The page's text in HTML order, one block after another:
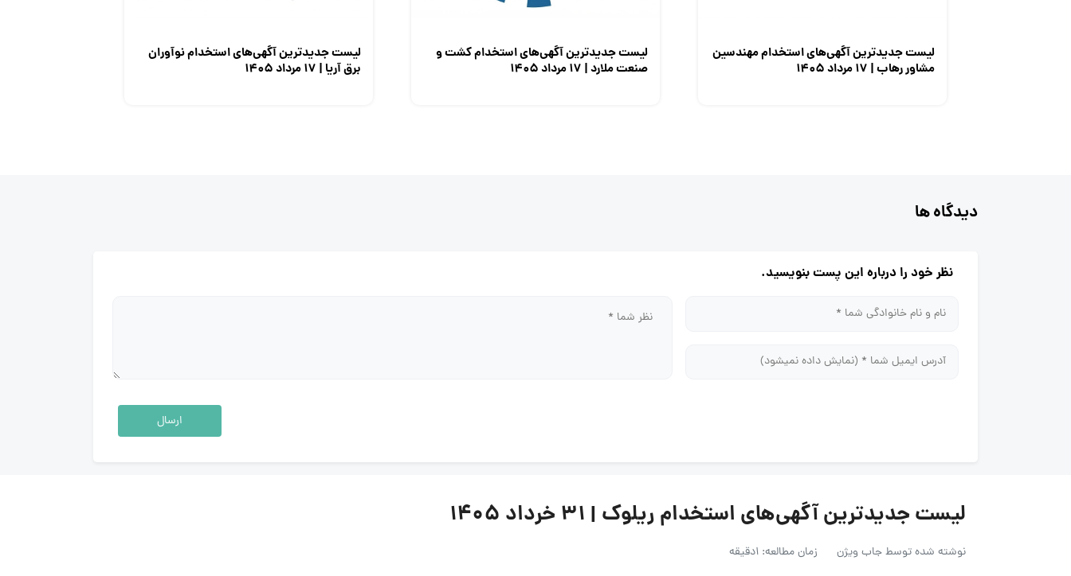
لیست جدیدترین آگهی‌های استخدام مهندسین
مشاور رهاب | ۱۷ مرداد ۱۴۰۵
لیست جدیدترین آگهی‌های استخدام کشت و
صنعت ملارد | ۱۷ مرداد ۱۴۰۵
لیست جدیدترین آگهی‌های استخدام نوآوران
برق آریا | ۱۷ مرداد ۱۴۰۵
دیدگاه ها
نظر خود را درباره این پست بنویسید.
ارسال
لیست جدیدترین آگهی‌های استخدام ریلوک | ۳۱ خرداد ۱۴۰۵
نوشته شده توسطجاب ویژن زمان مطالعه: 1دقیقه